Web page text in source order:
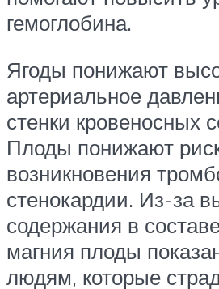
гемоглобина.
Ягоды понижают
артериальное
стенки кровеносных
Плоды понижают
возникновения
стенокардии. Из-за
содержания в
магния плоды
людям, которые